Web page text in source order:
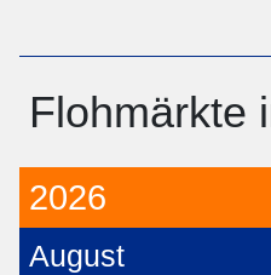
Flohmärkte
2026
August